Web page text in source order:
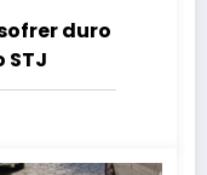
duro